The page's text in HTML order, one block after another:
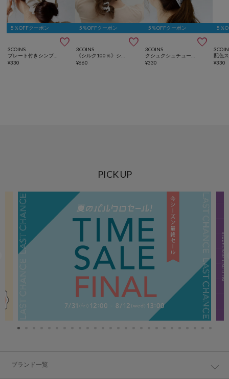
5％OFFクーポン

3COINS
¥330
5％OFFクーポン

3COINS
¥660
5％OFFクーポン

3COINS
¥330
5％
¥330
PICK UP
ブランド一覧